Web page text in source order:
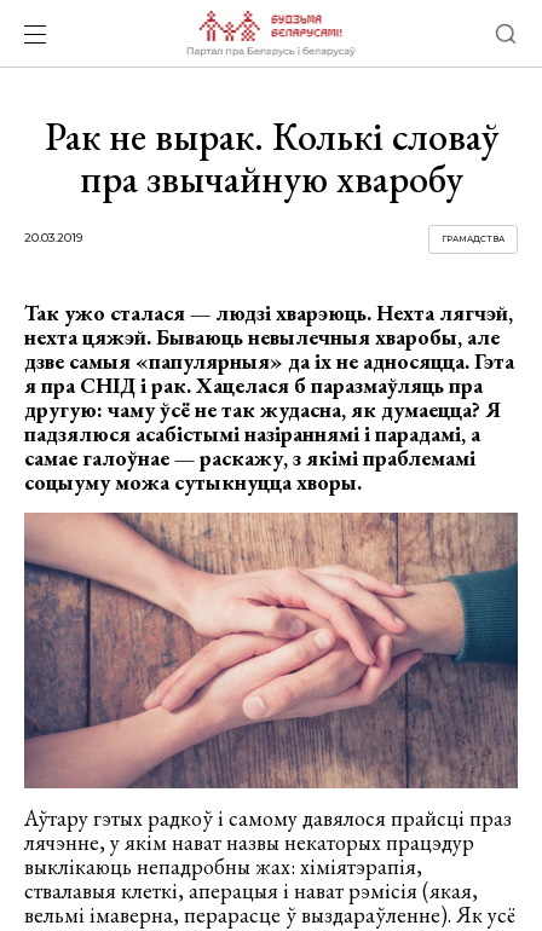
Рак не вырак. Колькі словаў
пра звычайную хваробу
20.03.2019 ГРАМАДСТВА
Так ужо сталася — людзі хварэюць. Нехта лягчэй,
нехта цяжэй. Бываюць невылечныя хваробы, але
дзве самыя «папулярныя» да іх не адносяцца. Гэта
я пра СНІД і рак. Хацелася б паразмаўляць пра
другую: чаму ўсё не так жудасна, як думаецца? Я
падзялюся асабістымі назіраннямі і парадамі, а
самае галоўнае — раскажу, з якімі праблемамі
соцыуму можа сутыкнуцца хворы.
Аўтару гэтых радкоў і самому давялося прайсці праз
лячэнне, у якім нават назвы некаторых працэдур
выклікаюць непадробны жах: хіміятэрапія,
ствалавыя клеткі, аперацыя і нават рэмісія (якая,
вельмі імаверна, перарасце ў выздараўленне). Як усё